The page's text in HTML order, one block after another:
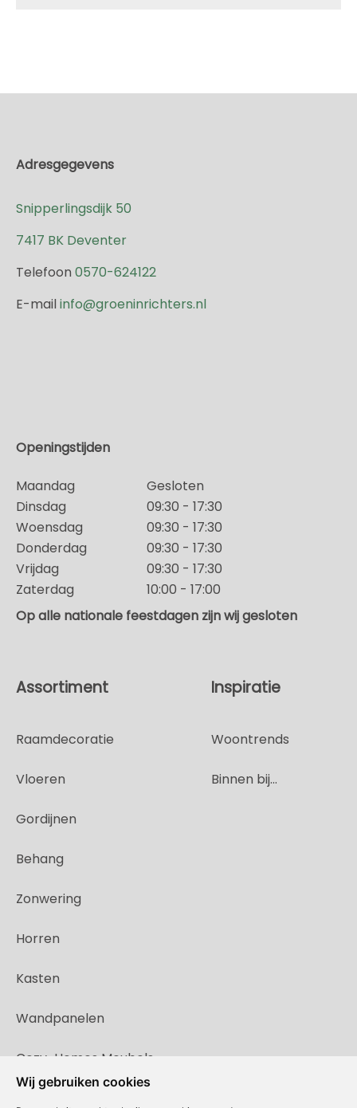
Wij gebruiken cookies
Adresgegevens
Snipperlingsdijk 50
7417 BK Deventer
Telefoon 0570-624122
E-mailinfo@groeninrichters.nl
Openingstijden
Maandag
Gesloten
Dinsdag
09:30 - 17:30
Woensdag
09:30 - 17:30
Donderdag
09:30 - 17:30
Vrijdag
09:30 - 17:30
Zaterdag
10:00 - 17:00
Op alle nationale feestdagen zijn wij gesloten
Assortiment
Raamdecoratie
Vloeren
Gordijnen
Behang
Zonwering
Horren
Kasten
Wandpanelen
Cozy-Homes Meubels
Inspiratie
Woontrends
Binnen bij...